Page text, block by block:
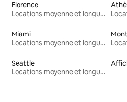
Florence
Locations moyenne et longue durée
Miami
Locations moyenne et longue durée
Seattle
Locations moyenne et longue durée